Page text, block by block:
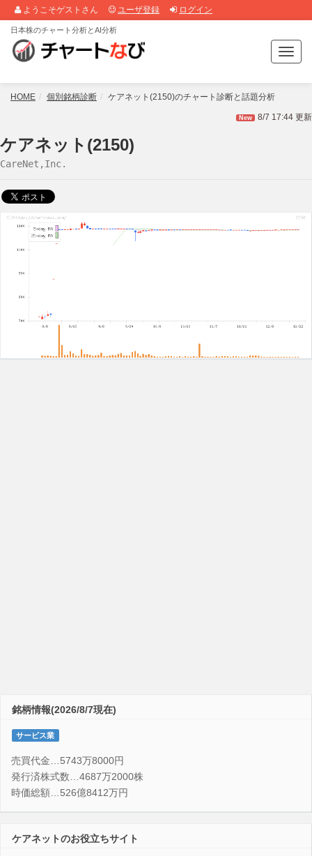
ようこそゲストさん ユーザ登録 ログイン
T
o
g
e
i
日本株のチャート分析とAI分析
HOME 個別銘柄診断 ケアネット(2150)のチャート診断と話題分析
New 8/7 17:44 更新
ケアネット(2150)
CareNet,Inc.
銘柄情報(2026/8/7現在)
サービス業
売買代金…5743万8000円
発行済株式数…4687万2000株
時価総額…526億8412万円
ケアネットのお役立ちサイト